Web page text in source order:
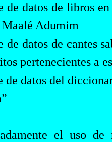
de datos de libros
Adumim
de datos de cantes
pertenecientes a
de datos del
el uso